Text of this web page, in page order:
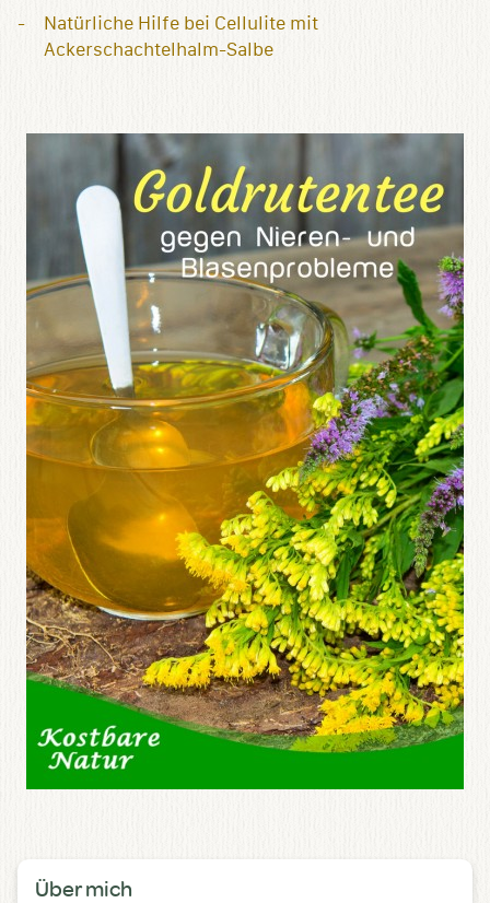
Natürliche Hilfe bei Cellulite mit
Ackerschachtelhalm-Salbe
Über mich